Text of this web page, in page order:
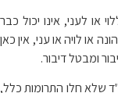
לעני, אינו יכול כבר
או לויה או עני, אין כאן
ומבטל דיבור.
שלא חלו התרומות כלל,